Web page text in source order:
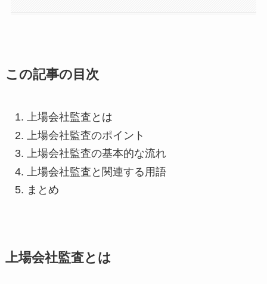
この記事の目次
上場会社監査とは
上場会社監査のポイント
上場会社監査の基本的な流れ
上場会社監査と関連する用語
まとめ
上場会社監査とは